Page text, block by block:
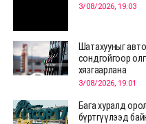
3/08/2026, 19:03
Шатахууныг
сондгойгоор
хязгаарлана
3/08/2026, 19:01
Бага хуралд
бүртгүүлээд